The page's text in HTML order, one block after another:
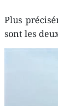
Plus
sont les